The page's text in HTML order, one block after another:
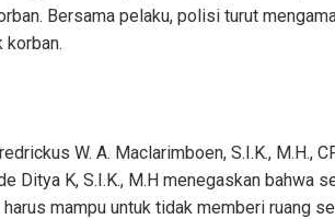
Bersama pelaku, polisi turut
W. A. Maclarimboen, S.I.K., M.H.,
Ditya K, S.I.K., M.H menegaskan bahwa
mampu untuk tidak memberi ruang